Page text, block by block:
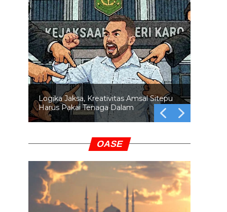
Logika Jaksa, Kreativitas Amsal Sitepu
Harus Pakai Tenaga Dalam
OASE